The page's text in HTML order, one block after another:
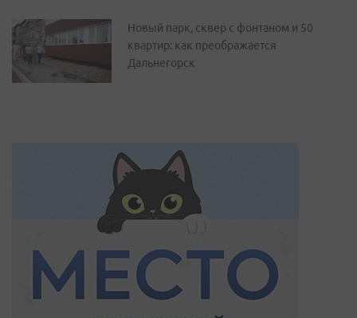
Новый парк, сквер с фонтаном и 50
квартир: как преображается
Дальнегорск